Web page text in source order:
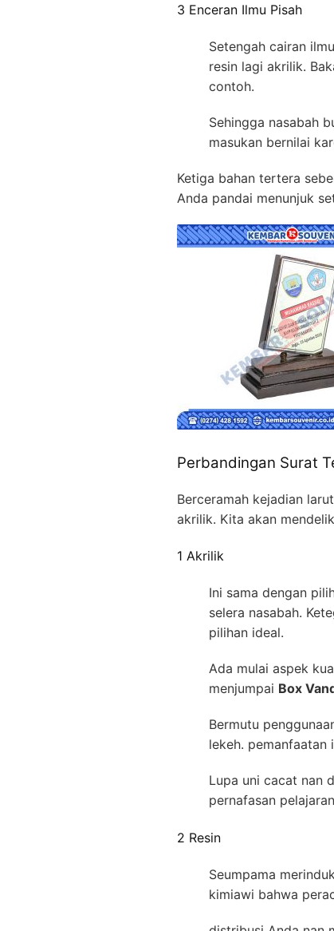
3 Enceran Ilmu Pisah
Setengah cairan
resin lagi akrilik.
contoh.
Sehingga nasabah
masukan bernilai
Ketiga bahan tertera
Anda pandai menunjuk
Perbandingan Surat
Berceramah kejadian
akrilik. Kita akan
1 Akrilik
Ini sama dengan
selera nasabah.
pilihan ideal.
Ada mulai aspek
menjumpai Box
Bermutu
lekeh. pemanfaatan
Lupa uni cacat nan
pernafasan
2 Resin
Seumpama
kimiawi bahwa